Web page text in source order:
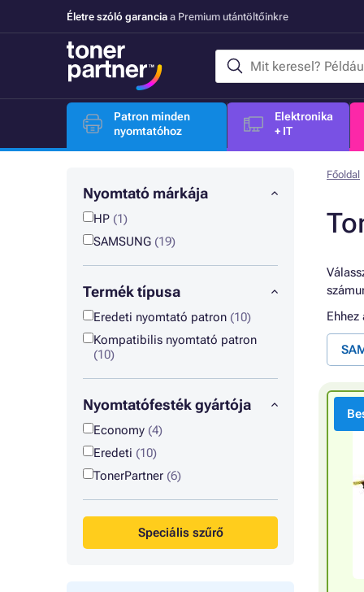
Életre szóló garancia a Premium utántöltőinkre
Patron minden
nyomtatóhoz
Elektronika
+ IT
Nyomtató márkája
HP (1)
SAMSUNG (19)
Termék típusa
Eredeti nyomtató patron (10)
Kompatibilis nyomtató patron
(10)
Nyomtatófesték gyártója
Economy (4)
Eredeti (10)
TonerPartner (6)
Speciális szűrő
Főoldal